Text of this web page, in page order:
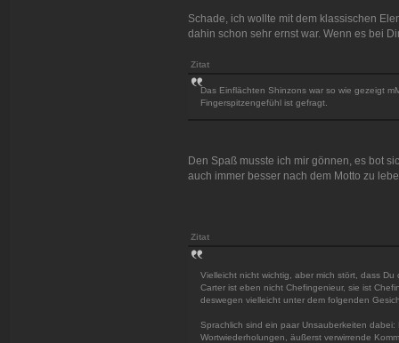
Schade, ich wollte mit dem klassischen
dahin schon sehr ernst war. Wenn es bei
Zitat
Das Einflächten Shinzons war so wie gezeigt
Fingerspitzengefühl ist gefragt.
Den Spaß musste ich mir gönnen, es bot
auch immer besser nach dem Motto zu
Zitat
Vielleicht nicht wichtig, aber mich stört, dass
Carter ist eben nicht Chefingenieur, sie ist
deswegen vielleicht unter dem folgenden
Sprachlich sind ein paar Unsauberkeiten
Wortwiederholungen, äußerst verwirrende